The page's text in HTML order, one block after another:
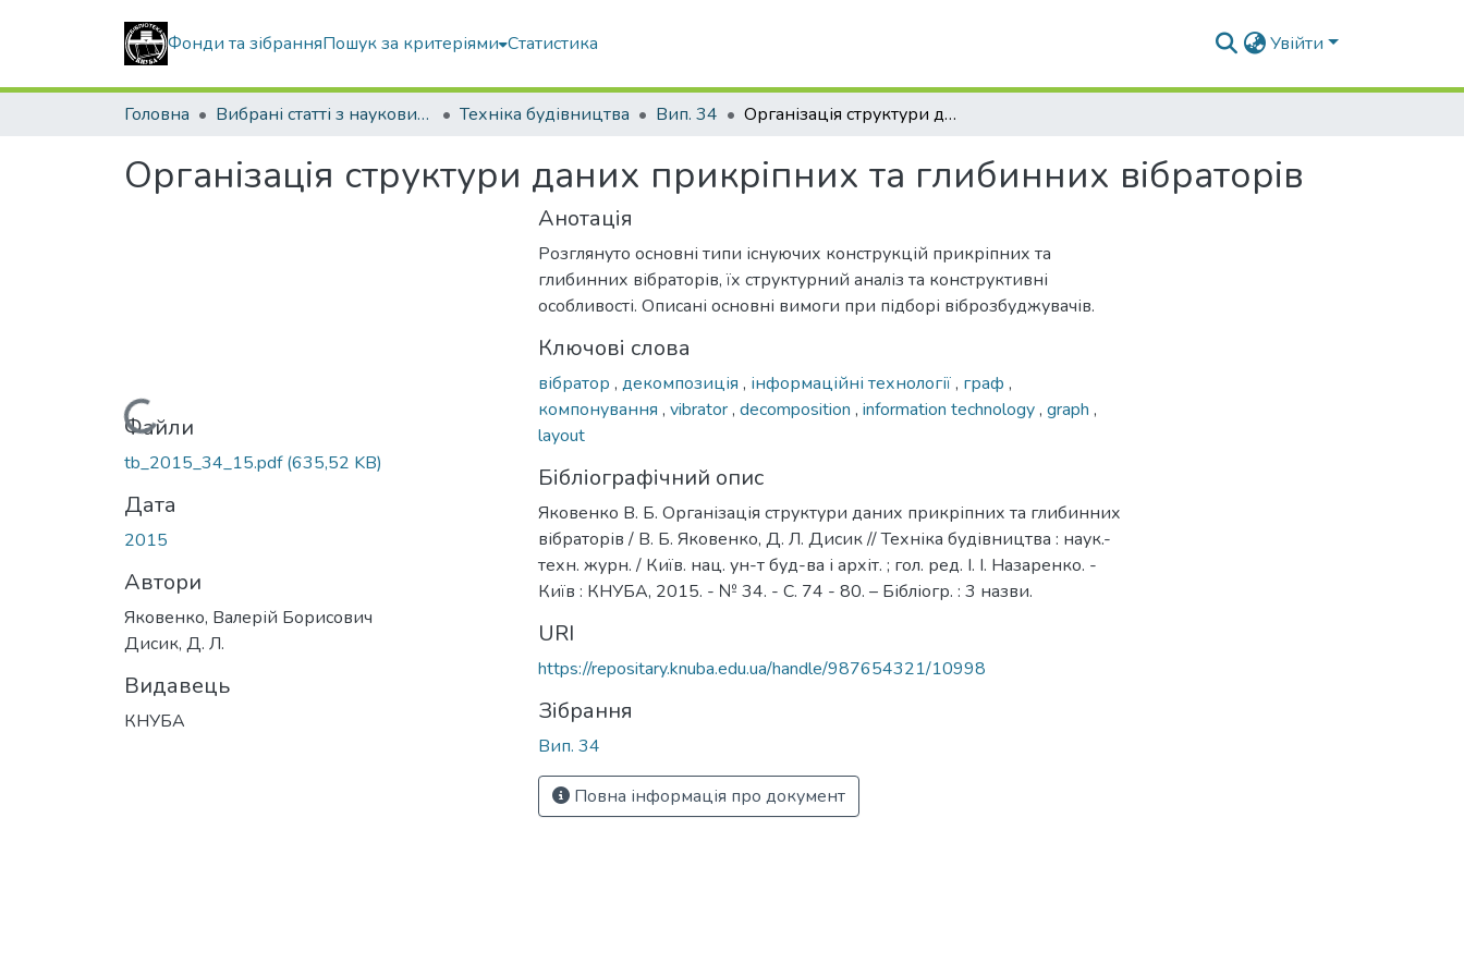
Фонди та зібранняПошук за критеріями Статистика Увійти
Головна Вибрані статті з наукових збірників КНУБА Техніка будівництва Вип. 34 Організація структури даних прикріпних та глибинних вібраторів
Організація структури даних прикріпних та глибинних вібраторів
Вантажиться...
Файли
tb_2015_34_15.pdf(635,52 KB)
Дата
2015
Автори
Яковенко, Валерій Борисович
Дисик, Д. Л.
Видавець
КНУБА
Анотація
Розглянуто основні типи існуючих конструкцій прикріпних та
глибинних вібраторів, їх структурний аналіз та конструктивні
особливості. Описані основні вимоги при підборі віброзбуджувачів.
Ключові слова
вібратор , декомпозиція , інформаційні технології, граф ,
компонування , vibrator, decomposition , information technology, graph ,
layout
Бібліографічний опис
Яковенко В. Б. Організація структури даних прикріпних та глибинних
вібраторів / В. Б. Яковенко, Д. Л. Дисик // Техніка будівництва : наук.-
техн. журн. / Київ. нац. ун-т буд-ва і архіт. ; гол. ред. І. І. Назаренко. -
Київ : КНУБА, 2015. - № 34. - С. 74 - 80. – Бібліогр. : 3 назви.
URI
https://repositary.knuba.edu.ua/handle/987654321/10998
Зібрання
Вип. 34
Повна інформація про документ